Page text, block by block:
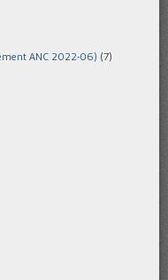
ANC 2022-06) (7)